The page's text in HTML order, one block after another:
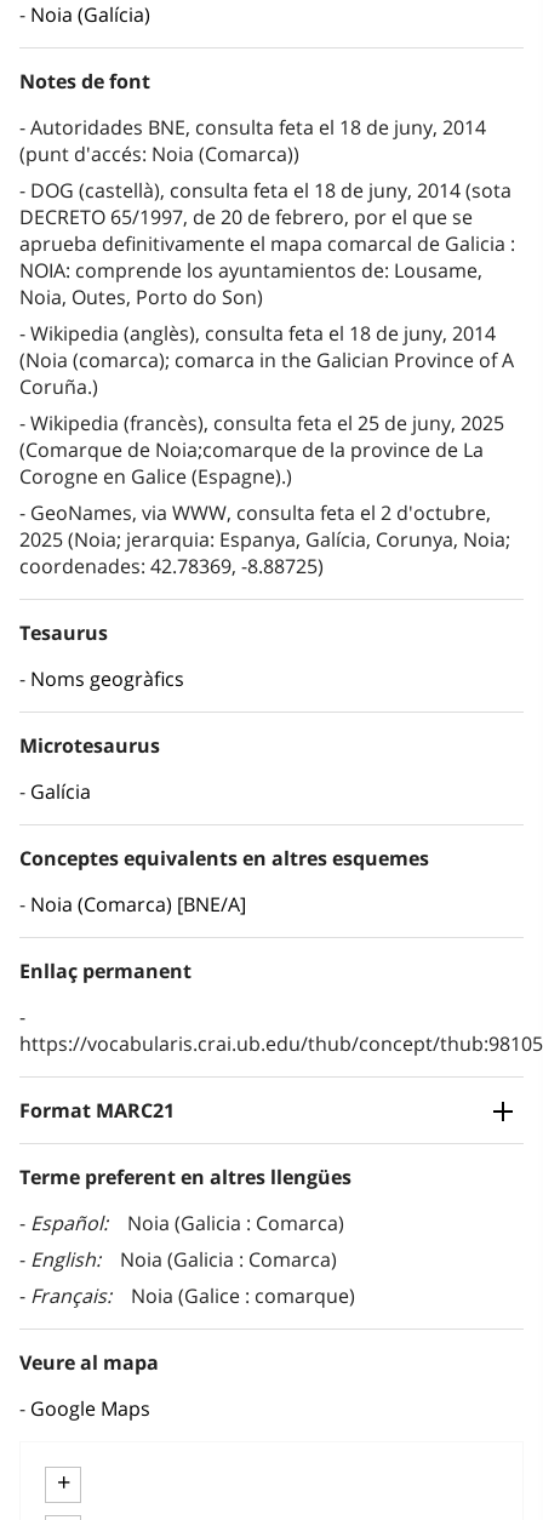
Noia (Galícia)
Notes de font
Autoridades BNE, consulta feta el 18 de juny, 2014
(punt d'accés: Noia (Comarca))
DOG (castellà), consulta feta el 18 de juny, 2014 (sota
DECRETO 65/1997, de 20 de febrero, por el que se
aprueba definitivamente el mapa comarcal de Galicia :
NOIA: comprende los ayuntamientos de: Lousame,
Noia, Outes, Porto do Son)
Wikipedia (anglès), consulta feta el 18 de juny, 2014
(Noia (comarca); comarca in the Galician Province of A
Coruña.)
Wikipedia (francès), consulta feta el 25 de juny, 2025
(Comarque de Noia;comarque de la province de La
Corogne en Galice (Espagne).)
GeoNames, via WWW, consulta feta el 2 d'octubre,
2025 (Noia; jerarquia: Espanya, Galícia, Corunya, Noia;
coordenades: 42.78369, -8.88725)
Tesaurus
Noms geogràfics
Microtesaurus
Galícia
Conceptes equivalents en altres esquemes
Noia (Comarca) [BNE/A]
Enllaç permanent
https://vocabularis.crai.ub.edu/thub/concept/
Format MARC21
Terme preferent en altres llengües
Español
Noia (Galicia : Comarca)
English
Noia (Galicia : Comarca)
Français
Noia (Galice : comarque)
Veure al mapa
Google Maps
+